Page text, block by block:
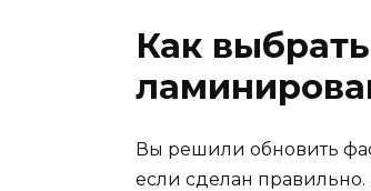
Как
Вы решили обновить
если сделан правильно.